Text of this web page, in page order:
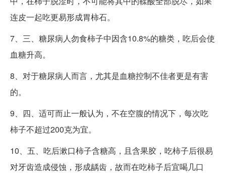
连皮一起吃更易形成胃柿石。
7、三、糖尿病人勿食柿子中因含10.8%的糖类，吃后会使
血糖升高。
8、对于糖尿病人而言，尤其是血糖控制不佳者更是有害
的。
9、四、适可而止一般认为，不在空腹的情况下，每次吃
柿子不超过200克为宜。
10、五、吃后漱口柿子含糖高，且含果胶，吃柿子后很易
对牙齿造成侵蚀，形成龋齿，故而在吃柿子后宜喝几口